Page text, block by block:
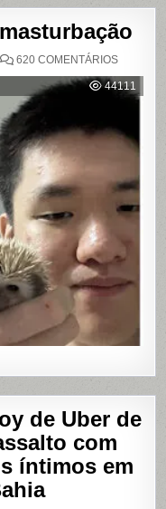
620 COMENTÁRIOSEM
WEB:
ÚLTIMA
44111
de Uber de
com
íntimos em